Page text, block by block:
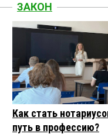
ЗАКОН
Как стать
путь в профессию?